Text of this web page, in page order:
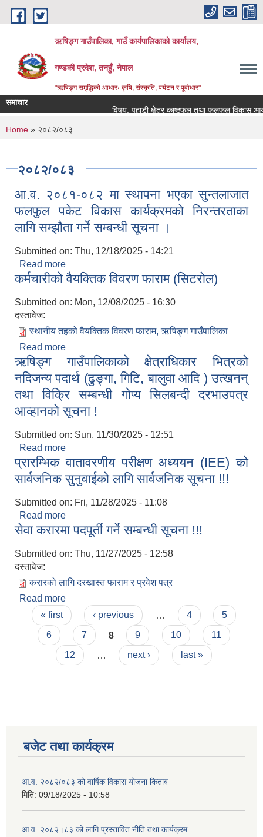
Skip to main content
ऋषिङ्ग गाउँपालिका, गाउँ कार्यपालिकाको कार्यालय,
गण्डकी प्रदेश, तनहुँ, नेपाल
"ऋषिङ्ग समृद्धिको आधारः कृषि, संस्कृति, पर्यटन र पूर्वाधार"
समाचार
विषय: पहाडी क्षेत्र काष्ठफल तथा फलफूल विकास
You are here
Home » २०८२/०८३
२०८२/०८३
आ.व. २०८१-०८२ मा स्थापना भएका सुन्तलाजात
फलफुल पकेट विकास कार्यक्रमको निरन्तरताका
लागि सम्झौता गर्ने सम्बन्धी सूचना ।
Submitted on: Thu, 12/18/2025 - 14:21
Read more
फलफुल पकेट विकास कार्यक्रमको निरन्तरताका लागि
कर्मचारीको वैयक्तिक विवरण फाराम (सिटरोल)
Submitted on: Mon, 12/08/2025 - 16:30
दस्तावेज:
स्थानीय तहको वैयक्तिक विवरण फाराम, ऋषिङ्ग गाउँपालिका
Read more
ऋषिङ्ग गाउँपालिकाको क्षेत्राधिकार भित्रको
नदिजन्य पदार्थ (ढुङ्गा, गिटि, बालुवा आदि ) उत्खनन्
तथा विक्रि सम्बन्धी गोप्य सिलबन्दी दरभाउपत्र
आव्हानको सूचना !
Submitted on: Sun, 11/30/2025 - 12:51
Read more
नदिजन्य पदार्थ (ढुङ्गा, गिटि, बालुवा आदि ) उत्खनन् तथा
विक्रि सम्बन्धी गोप्य सिलबन्दी दरभाउपत्र आव्हानको सूचना !
प्रारम्भिक वातावरणीय परीक्षण अध्ययन (IEE) को
सार्वजनिक सुनुवाईको लागि सार्वजनिक सूचना !!!
Submitted on: Fri, 11/28/2025 - 11:08
Read more
सार्वजनिक सुनुवाईको लागि सार्वजनिक सूचना !!!
सेवा करारमा पदपूर्ती गर्ने सम्बन्धी सूचना !!!
Submitted on: Thu, 11/27/2025 - 12:58
दस्तावेज:
करारको लागि दरखास्त फाराम र प्रवेश पत्र
Read more
Pages
« first ‹ previous 4
5
6
7 8 9 10
11
12
next › last »
बजेट तथा कार्यक्रम
आ.व. २०८२/०८३ को वार्षिक विकास योजना किताब
मिति: 09/18/2025 - 10:58
आ.व. २०८२।८३ को लागि प्रस्तावित नीति तथा कार्यक्रम